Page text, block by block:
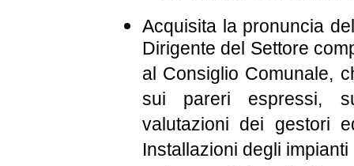
Acquisita la pronuncia
Dirigente del Settore
al Consiglio Comunale,
sui pareri espressi,
valutazioni dei gestori
Installazioni degli